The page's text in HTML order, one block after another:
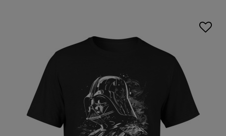
wygody. Zostały wykonane z wysokiej jakości materiałów,
dzięki czemu zapewniają przewiewność i wytrzymałość,
stąd też są idealne na każdą okazję.
Postaw na jakość i design, który podkreśli Twój
indywidualny styl. Wybieraj spośród szerokiej gamy
nadruków, które odzwierciedlają Twoje zainteresowania,
pasje lub po prostu humor. Z nami zawsze będziesz na
czasie z najnowszymi trendami i nie będziesz musiał iść na
kompromis między wygodą a stylem. Sprawdź, co dla Ciebie
przygotowaliśmy i postaw na efektowne oraz komfortowe